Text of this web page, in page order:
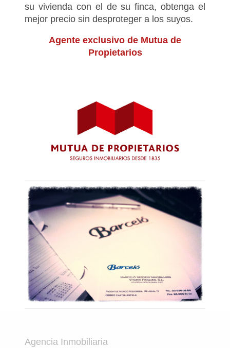
su vivienda con el de su finca, obtenga el
mejor precio sin desproteger a los suyos.
Agente exclusivo de Mutua de
Propietarios
Agencia Inmobiliaria